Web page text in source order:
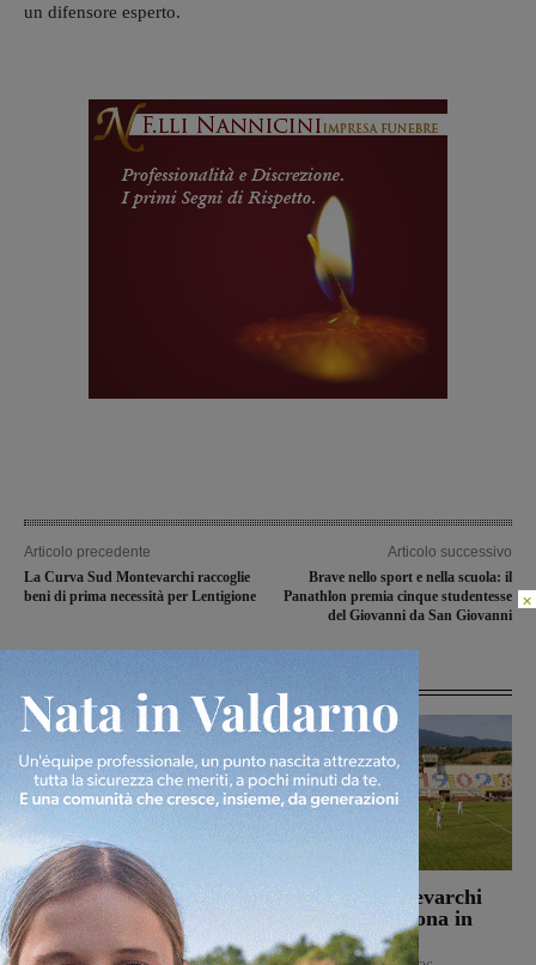
un difensore esperto.
Articolo precedente
La Curva Sud Montevarchi raccoglie
beni di prima necessità per Lentigione
Articolo successivo
Brave nello sport e nella scuola: il
Panathlon premia cinque studentesse
del Giovanni da San Giovanni
S-Passo al Museo, anche
in Valdarno i musei
aprono le porte ai
Un buon Montevarchi
batte 2-1 l’Ancona in
amichevole
×